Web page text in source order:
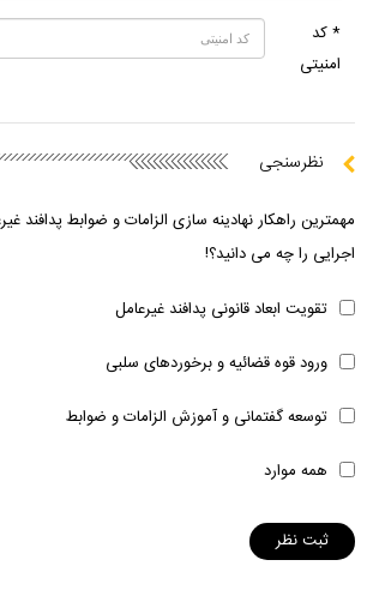
* کد
امنیتی
نظرسنجی
مهمترین راهکار نهادینه سازی الزامات و ضوابط پدافند
اجرایی را چه می دانید؟!
تقویت ابعاد قانونی پدافند غیرعامل
ورود قوه قضائیه و برخوردهای سلبی
توسعه گفتمانی و آموزش الزامات و ضوابط
همه موارد